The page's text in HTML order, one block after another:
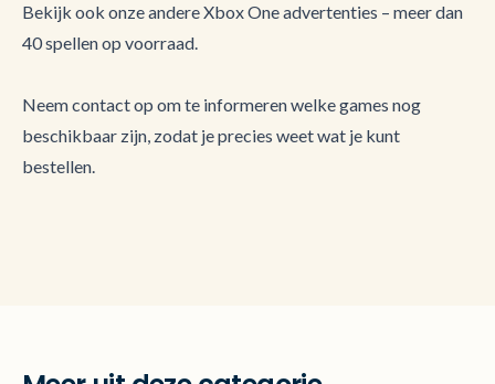
Bekijk ook onze andere Xbox One advertenties – meer dan
40 spellen op voorraad.
Neem contact op om te informeren welke games nog
beschikbaar zijn, zodat je precies weet wat je kunt
bestellen.